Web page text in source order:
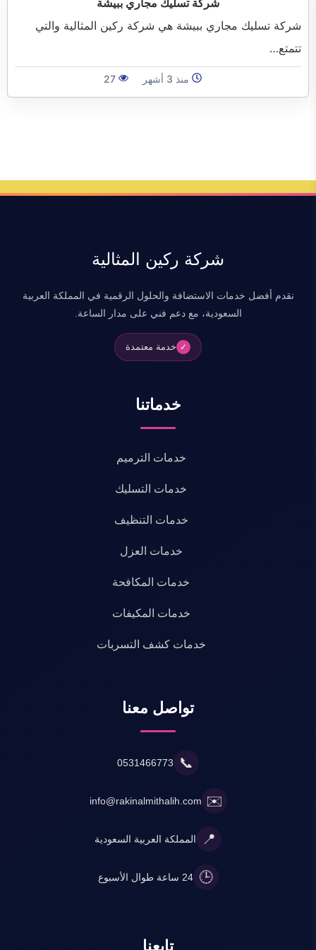
شركة تسليك مجاري ببيشة
شركة تسليك مجاري ببيشة هي شركة ركين المثالية والتي
تتمتع…
منذ 3 أشهر
شركة ركين المثالية
نقدم أفضل خدمات الاستضافة والحلول الرقمية في المملكة العربية
السعودية، مع دعم فني على مدار الساعة.
✓ خدمة معتمدة
خدماتنا
خدمات الترميم
خدمات التسليك
خدمات التنظيف
خدمات العزل
خدمات المكافحة
خدمات المكيفات
خدمات كشف التسربات
تواصل معنا
📞
0531466773
✉️
info@rakinalmithalih.com
📍 المملكة العربية السعودية
🕒 24 ساعة طوال الأسبوع
تابعنا